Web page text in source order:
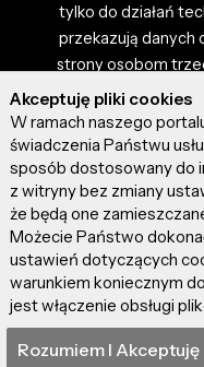
tylko do działań
przekazują danych
strony osobom
zdjęciami i
własnością
portalu nie
prezentowane
artykuł, zgadzasz
ponosisz
umieszczone
Szczegóły
© 2026 altao.pl.
Akceptuję pliki cookies
W ramach naszego
świadczenia Państwu
sposób dostosowany do
z witryny bez zmiany
że będą one
Możecie Państwo
ustawień dotyczących
warunkiem koniecznym
jest włączenie obsługi
Rozumiem I Akceptuję